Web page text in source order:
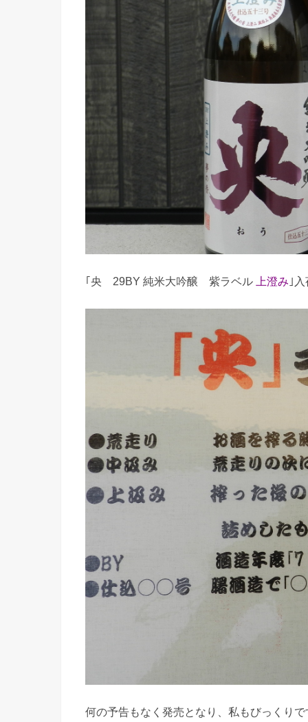
｢央 29BY 純米大吟醸 紫ラベル 上澄み ｣
何の予告もなく発売となり、私もびっくりで